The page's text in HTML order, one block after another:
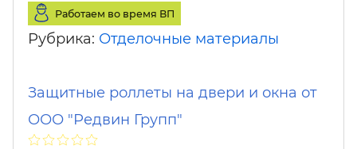
Работаем во время ВП
Рубрика: Отделочные материалы
Защитные роллеты на двери и окна от
ООО "Редвин Групп"